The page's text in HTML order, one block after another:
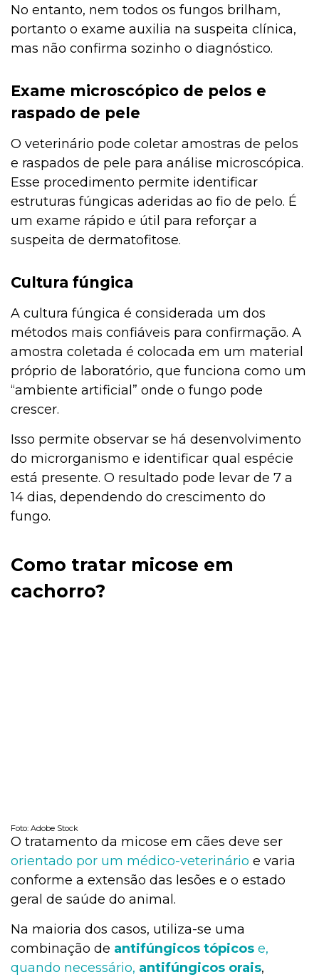
No entanto, nem todos os fungos brilham,
portanto o exame auxilia na suspeita clínica,
mas não confirma sozinho o diagnóstico.
Exame microscópico de pelos e
raspado de pele
O veterinário pode coletar amostras de pelos
e raspados de pele para análise microscópica.
Esse procedimento permite identificar
estruturas fúngicas aderidas ao fio de pelo. É
um exame rápido e útil para reforçar a
suspeita de dermatofitose.
Cultura fúngica
A cultura fúngica é considerada um dos
métodos mais confiáveis para confirmação. A
amostra coletada é colocada em um material
próprio de laboratório, que funciona como um
“ambiente artificial” onde o fungo pode
crescer.
Isso permite observar se há desenvolvimento
do microrganismo e identificar qual espécie
está presente. O resultado pode levar de 7 a
14 dias, dependendo do crescimento do
fungo.
Como tratar micose em
cachorro?
Foto: Adobe Stock
O tratamento da micose em cães deve ser
orientado por um médico-veterinário e varia
conforme a extensão das lesões e o estado
geral de saúde do animal.
Na maioria dos casos, utiliza-se uma
combinação de antifúngicos tópicos e,
quando necessário, antifúngicos orais,